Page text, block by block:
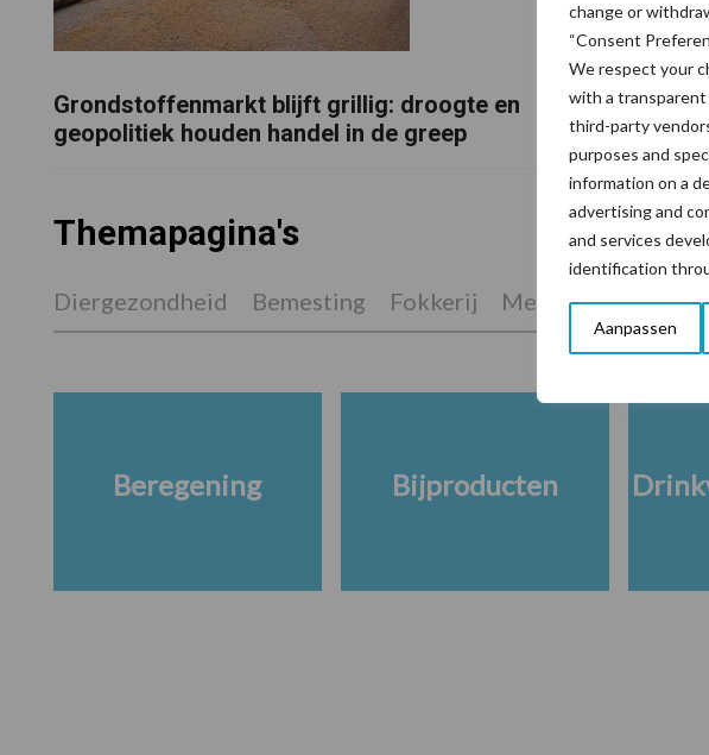
change or
“Consent
We respect your
with a
third-party
purposes and
information on a
advertising and
and services
identification
Aanpassen
Grondstoffenmarkt blijft grillig: droogte en
geopolitiek houden handel in de greep
De
risicofactor
Themapagina's
Diergezondheid Bemesting Fokkerij Melkveebedrijf
Beregening Bijproducten